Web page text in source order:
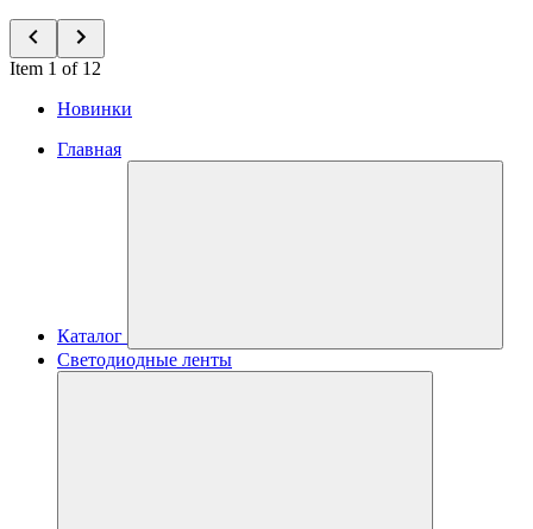
Item 1 of 12
Новинки
Главная
Каталог
Светодиодные ленты